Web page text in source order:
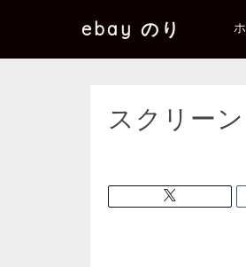
ebay のり
スクリー